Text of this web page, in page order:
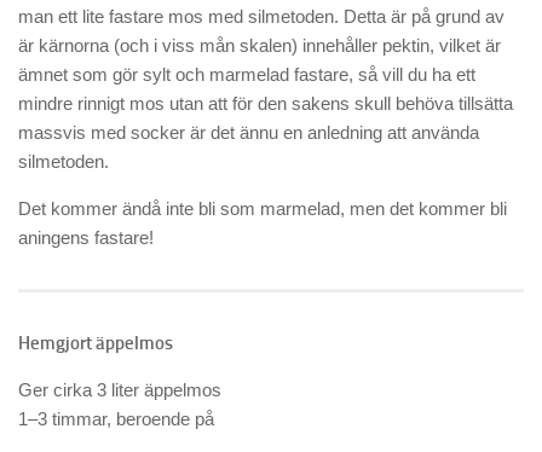
man ett lite fastare mos med silmetoden. Detta är på grund av
är kärnorna (och i viss mån skalen) innehåller pektin, vilket är
ämnet som gör sylt och marmelad fastare, så vill du ha ett
mindre rinnigt mos utan att för den sakens skull behöva tillsätta
massvis med socker är det ännu en anledning att använda
silmetoden.
Det kommer ändå inte bli som marmelad, men det kommer bli
aningens fastare!
Hemgjort äppelmos
Ger cirka 3 liter äppelmos
1–3 timmar, beroende på